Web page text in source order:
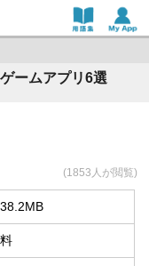
ームアプリ6選
(1853人が閲覧)